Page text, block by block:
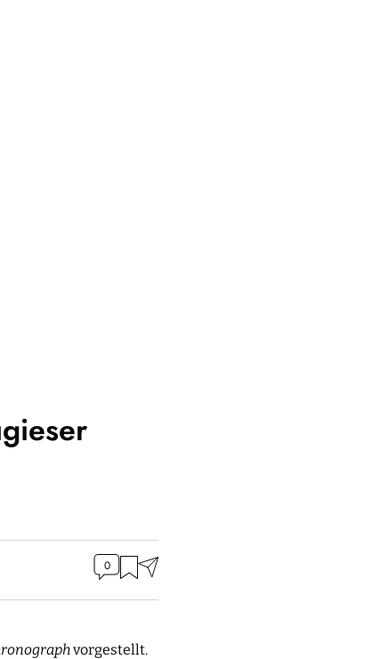
0
vorgestellt.